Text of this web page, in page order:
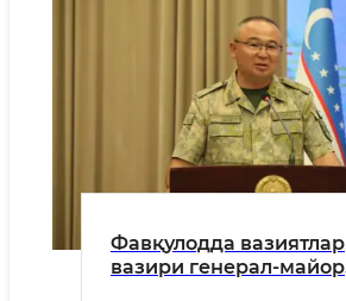
Фавқулодда вазиятлар
вазири генерал-майор